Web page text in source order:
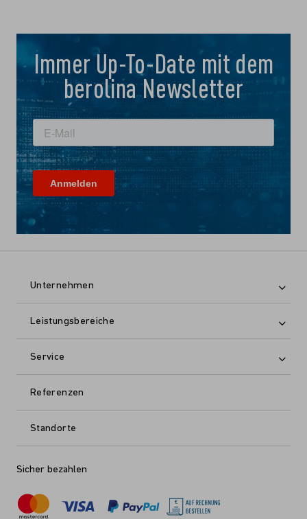
Immer Up-To-Date mit dem
berolina Newsletter
Unternehmen
Leistungsbereiche
Service
Referenzen
Standorte
Sicher bezahlen